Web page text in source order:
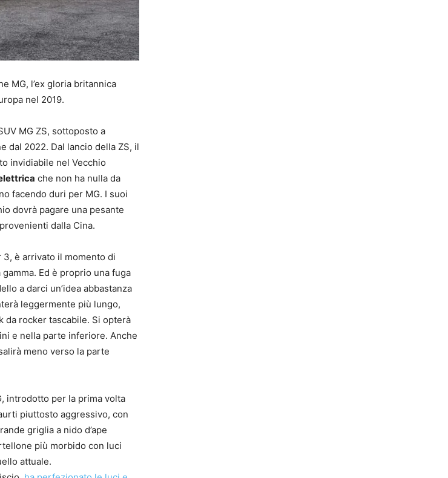
MG, l’ex gloria britannica
nel 2019.
MG ZS, sottoposto a
dal 2022. Dal lancio della ZS, il
invidiabile nel Vecchio
che non ha nulla da
facendo duri per MG. I suoi
dovrà pagare una pesante
dalla Cina.
3, è arrivato il momento di
Ed è proprio una fuga
a darci un’idea abbastanza
leggermente più lungo,
da rocker tascabile. Si opterà
e nella parte inferiore. Anche
meno verso la parte
introdotto per la prima volta
piuttosto aggressivo, con
griglia a nido d’ape
più morbido con luci
attuale.